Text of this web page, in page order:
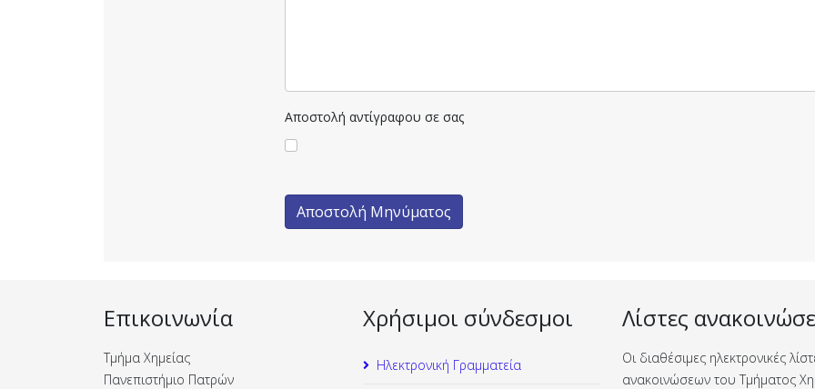
Αποστολή αντίγραφου σε σας
Αποστολή Μηνύματος
Επικοινωνία
Τμήμα Χημείας
Πανεπιστήμιο Πατρών
Χρήσιμοι σύνδεσμοι
Ηλεκτρονική Γραμματεία
Λίστες
Οι διαθέσιμες ηλεκτρονικές
ανακοινώσεων του Τμήματος